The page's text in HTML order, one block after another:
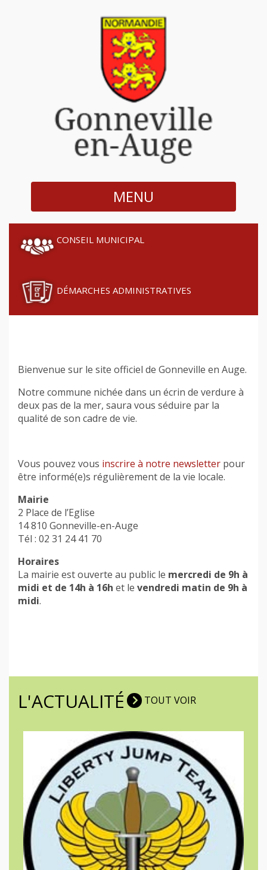
MENU
CONSEIL MUNICIPAL
DÉMARCHES ADMINISTRATIVES
Bienvenue sur le site officiel de Gonneville en Auge.
Notre commune nichée dans un écrin de verdure à
deux pas de la mer, saura vous séduire par la
qualité de son cadre de vie.
Vous pouvez vous inscrire à notre newsletter pour
être informé(e)s régulièrement de la vie locale.
Mairie
2 Place de l’Eglise
14 810 Gonneville-en-Auge
Tél : 02 31 24 41 70
Horaires
La mairie est ouverte au public le mercredi de 9h à
midi et de 14h à 16h et le vendredi matin de 9h à
midi.
L'ACTUALITÉ TOUT VOIR